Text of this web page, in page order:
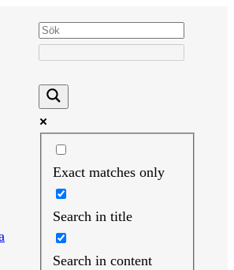
Exact matches only
Search in title
Search in content